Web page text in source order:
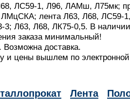
ЛС59-1, Л96, ЛАМш, Л75мк;
лента Л63, Л68, ЛС59-
Л63, Л68, ЛК75-0,5. В наличии
заказа минимальный!
Возможна доставка.
и цены вышлем по
Лента